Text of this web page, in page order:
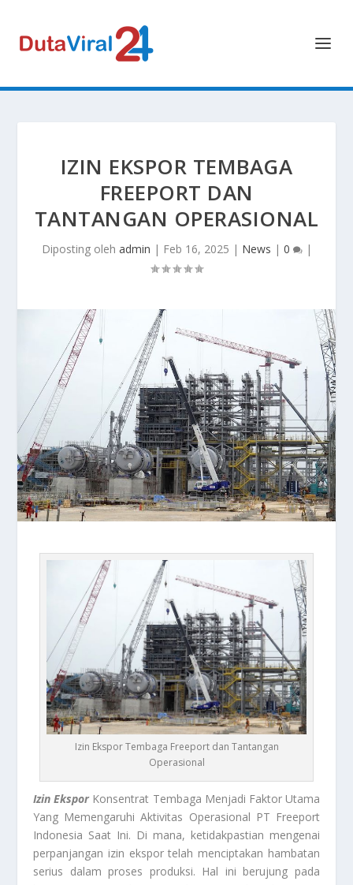
IZIN EKSPOR TEMBAGA
FREEPORT DAN
TANTANGAN OPERASIONAL
Diposting oleh admin | Feb 16, 2025 | News | 0 |
Izin Ekspor Tembaga Freeport dan Tantangan
Operasional
Izin EksporKonsentrat Tembaga Menjadi Faktor Utama
Yang Memengaruhi Aktivitas Operasional PT Freeport
Indonesia Saat Ini. Di mana, ketidakpastian mengenai
perpanjangan izin ekspor telah menciptakan hambatan
serius dalam proses produksi. Hal ini berujung pada